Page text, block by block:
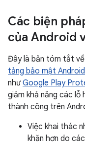
Các biện
của Android
Đây là bản tóm tắt
tảng bảo mật Android
nhưGoogle Play
giảm khả năng các
thành công trên
Việc khai thác
khăn hơn do